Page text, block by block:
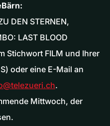
DEN STERNEN,
LAST BLOOD
Stichwort FILM und Ihrer
oder eine E-Mail an
.
Mittwoch, der